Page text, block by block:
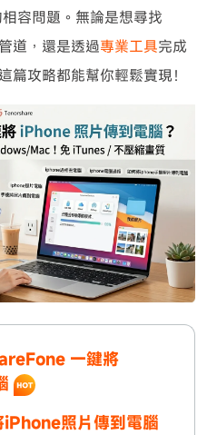
容問題。無論是想尋找
道，還是透過專業工具完成
攻略都能幫你輕鬆實現！
一鍵將
照片傳到電腦